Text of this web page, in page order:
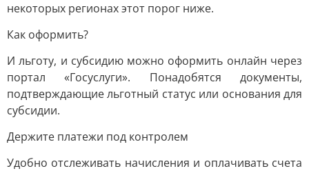
некоторых регионах этот порог ниже.
Как оформить?
И льготу, и субсидию можно оформить онлайн через
портал «Госуслуги». Понадобятся документы,
подтверждающие льготный статус или основания для
субсидии.
Держите платежи под контролем
Удобно отслеживать начисления и оплачивать счета